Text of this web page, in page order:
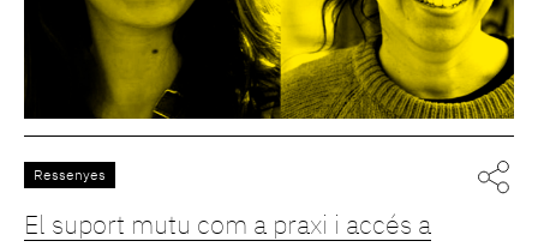
Ressenyes
El suport mutu com a praxi i accés a